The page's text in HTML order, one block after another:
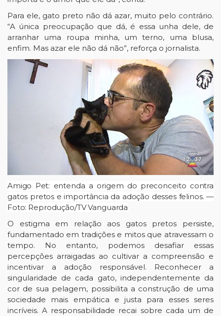
Para ele, gato preto não dá azar, muito pelo contrário.
“A única preocupação que dá, é essa unha dele, de
arranhar uma roupa minha, um terno, uma blusa,
enfim. Mas azar ele não dá não”, reforça o jornalista.
Amigo Pet: entenda a origem do preconceito contra
gatos pretos e importância da adoção desses felinos. —
Foto: Reprodução/TV Vanguarda
O estigma em relação aos gatos pretos persiste,
fundamentado em tradições e mitos que atravessam o
tempo. No entanto, podemos desafiar essas
percepções arraigadas ao cultivar a compreensão e
incentivar a adoção responsável. Reconhecer a
singularidade de cada gato, independentemente da
cor de sua pelagem, possibilita a construção de uma
sociedade mais empática e justa para esses seres
incríveis. A responsabilidade recai sobre cada um de